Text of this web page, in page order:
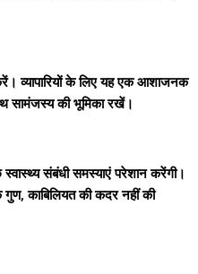
व्यापारियों के लिए यह एक आशाजनक
सामंजस्य की भूमिका रखें।
संबंधी समस्याएं परेशान करेंगी।
काबिलियत की कदर नहीं की